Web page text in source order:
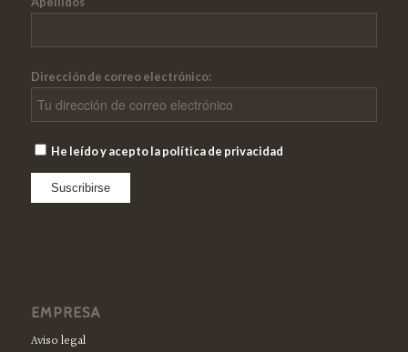
Dirección de correo electrónico:
He leído y acepto la política de privacidad
EMPRESA
Aviso legal